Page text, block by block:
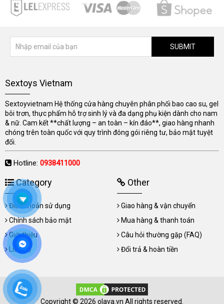
SUBMIT
Sextoys Vietnam
Sextoyvietnam Hệ thống cửa hàng chuyên phân phối bao cao su, gel
bôi trơn, thực phẩm hỗ trợ sinh lý và đa dạng phụ kiện dành cho nam
& nữ. Cam kết **chất lượng – an toàn – kín đáo**, giao hàng nhanh
chóng trên toàn quốc với quy trình đóng gói riêng tư, bảo mật tuyệt
đối.
Hotline: 0938411000
Category
Điều khoản sử dụng
Chính sách bảo mật
Giới thiệu
Liên hệ
Other
Giao hàng & vận chuyển
Mua hàng & thanh toán
Câu hỏi thường gặp (FAQ)
Đổi trả & hoàn tiền
Copyright © 2026 olava.vn All rights reserved.